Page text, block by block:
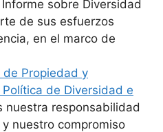
sobre Diversidad
de sus esfuerzos
en el marco de
de Propiedad y
de Diversidad e
nuestra responsabilidad
nuestro compromiso